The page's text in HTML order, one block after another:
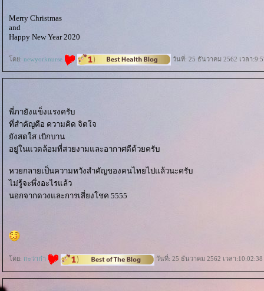
Merry Christmas
and
Happy New Year 2020
ดย: newyorknurse วันที่: 25 ธันวาคม 2562 เวลา
พี่ภายังแข็งแรงครับ
ที่สำคัญคือ ความคิด จิตใจ
ังสดใส เบิกบาน
อยู่ในแวดล้อมที่สวยงามและอากาศดีด้วยครับ
หวยกลายเป็นความหวังสำคัญของคนไทยไปแล้วนะครับ
ไม่รู้จะพึ่งอะไรแล้ว
นอกจากดวงและการเสี่ยงโชค 5555
ดย: กะว่าก๋า วันที่: 25 ธันวาคม 2562 เวลา